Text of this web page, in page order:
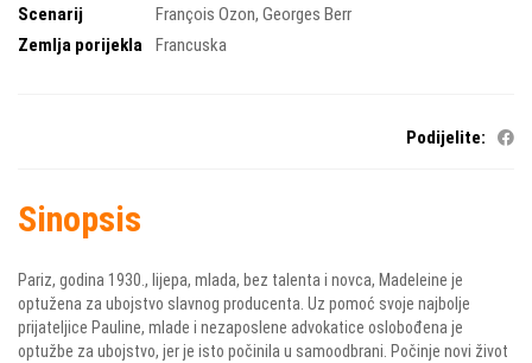
Scenarij
François Ozon,Georges Berr
Zemlja porijekla
Francuska
Podijelite:
Sinopsis
Pariz, godina 1930., lijepa, mlada, bez talenta i novca, Madeleine je
optužena za ubojstvo slavnog producenta. Uz pomoć svoje najbolje
prijateljice Pauline, mlade i nezaposlene advokatice oslobođena je
optužbe za ubojstvo, jer je isto počinila u samoodbrani. Počinje novi život